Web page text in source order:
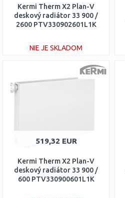
Kermi Therm X2 Plan-V
deskový radiátor 33 900 /
2600 PTV330902601L1K
NIE JE SKLADOM
DO KOŠÍKA
519,32 EUR
Kermi Therm X2 Plan-V
deskový radiátor 33 900 /
600 PTV330900601L1K